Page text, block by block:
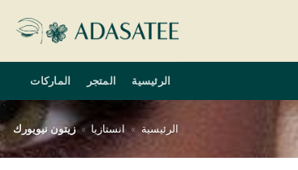
الرئيسية المتجر الماركات
الرئيسية » انستازيا » زيتون نيويورك